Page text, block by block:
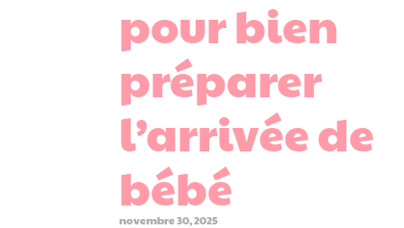
pour bien
préparer
l’arrivée de
bébé
novembre 30, 2025